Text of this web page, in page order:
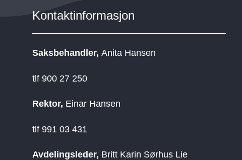
Kontaktinformasjon
Saksbehandler, Anita Hansen
tlf 900 27 250
Rektor, Einar Hansen
tlf 991 03 431
Avdelingsleder, Britt Karin Sørhus Lie